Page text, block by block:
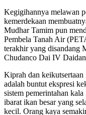
Kegigihannya melawan
kemerdekaan
Mudhar Tamim pun
Pembela Tanah Air
terakhir yang disandang
Chudanco Dai IV
Kiprah dan
adalah buntut ekspresi
sistem pemerintahan
ibarat ikan besar yang
kecil. Orang kaya